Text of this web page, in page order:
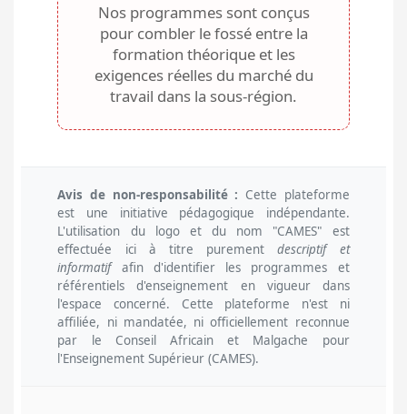
Nos programmes sont conçus
pour combler le fossé entre la
formation théorique et les
exigences réelles du marché du
travail dans la sous-région.
Avis de non-responsabilité : Cette plateforme
est une initiative pédagogique indépendante.
L'utilisation du logo et du nom "CAMES" est
effectuée ici à titre purementdescriptif et
informatifafin d'identifier les programmes et
référentiels d'enseignement en vigueur dans
l'espace concerné. Cette plateforme n'est ni
affiliée, ni mandatée, ni officiellement reconnue
par le Conseil Africain et Malgache pour
l'Enseignement Supérieur (CAMES).